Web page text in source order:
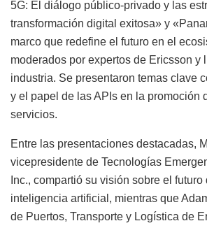
5G: El diálogo público-privado y las
transformación digital exitosa» y
marco que redefine el futuro en el
moderados por expertos de Ericsson y
industria. Se presentaron temas clave
y el papel de las APIs en la promoción
servicios.
Entre las presentaciones destacadas,
vicepresidente de Tecnologías
Inc., compartió su visión sobre el futuro
inteligencia artificial, mientras que
de Puertos, Transporte y Logística de